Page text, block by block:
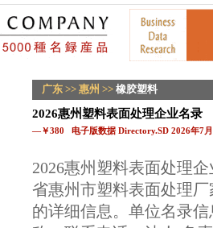
广东 >> 惠州 >> 橡胶塑料
2026惠州塑料表面处理企业名录
—￥380 电子版数据 Directory.SD 2026年7
2026惠州塑料表面处理
省惠州市塑料表面处理
的详细信息。单位名录